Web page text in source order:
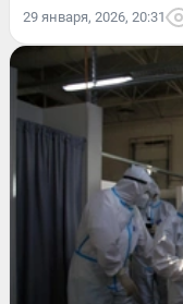
29 января, 2026, 20:31